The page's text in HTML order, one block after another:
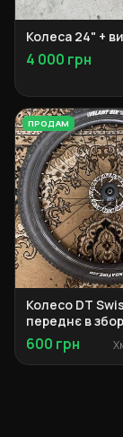
Колеса 24" +
4 000 грн
ПРОДАМ
Колесо DT
переднє в
600 грн